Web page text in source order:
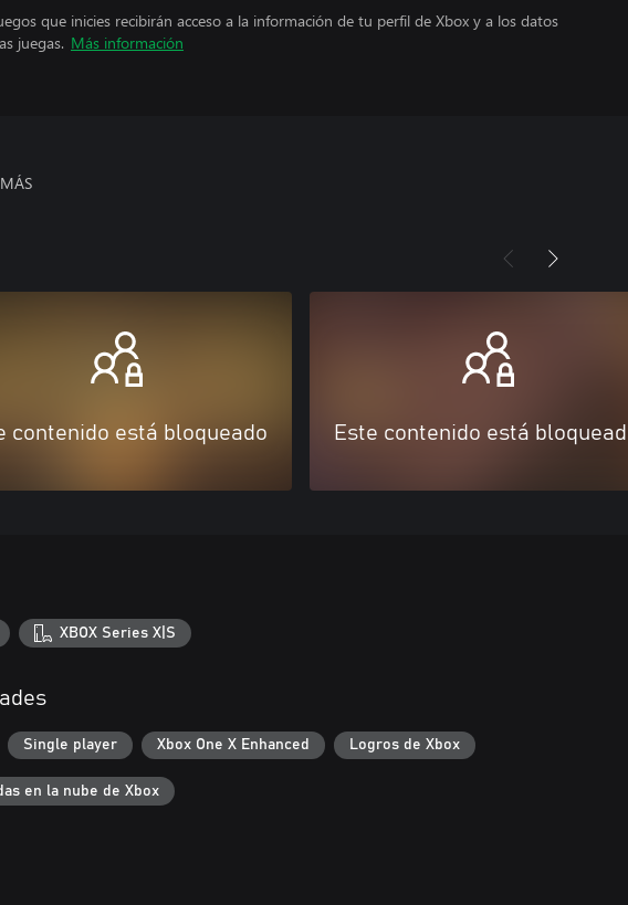
que inicies recibirán acceso a la información de tu perfil de Xbox y a los datos
juegas. Más información
MÁS
contenido está bloqueado Este contenido está
XBOX Series X|S
Single player Xbox One X Enhanced Logros de Xbox
en la nube de Xbox